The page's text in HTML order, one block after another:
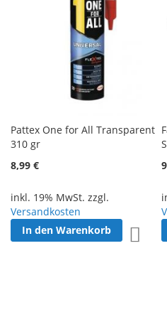
Pattex One for All Transparent
310 gr
8,99 €
inkl. 19% MwSt. zzgl.
Versandkosten
In den Warenkorb
Zur